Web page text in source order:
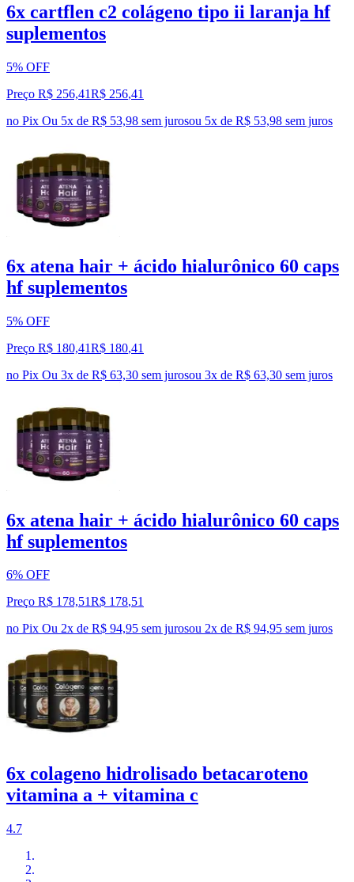
6x cartflen c2 colágeno tipo ii laranja hf
suplementos
5% OFF
Preço R$ 256,41R$ 256,41
no Pix Ou 5x de R$ 53,98 sem jurosou 5x de R$ 53,98 sem juros
6x atena hair + ácido hialurônico 60 caps
hf suplementos
5% OFF
Preço R$ 180,41R$ 180,41
no Pix Ou 3x de R$ 63,30 sem jurosou 3x de R$ 63,30 sem juros
6x atena hair + ácido hialurônico 60 caps
hf suplementos
6% OFF
Preço R$ 178,51R$ 178,51
no Pix Ou 2x de R$ 94,95 sem jurosou 2x de R$ 94,95 sem juros
6x colageno hidrolisado betacaroteno
vitamina a + vitamina c
4.7